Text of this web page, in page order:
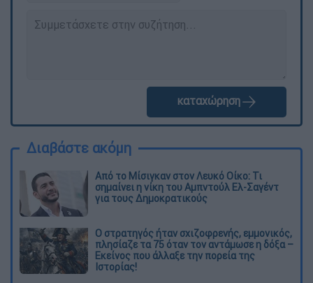
καταχώρηση
Διαβάστε ακόμη
Από το Μίσιγκαν στον Λευκό Οίκο: Τι
σημαίνει η νίκη του Αμπντούλ Ελ-Σαγέντ
για τους Δημοκρατικούς
O στρατηγός ήταν σχιζοφρενής, εμμονικός,
πλησίαζε τα 75 όταν τον αντάμωσε η δόξα –
Εκείνος που άλλαξε την πορεία της
Ιστορίας!